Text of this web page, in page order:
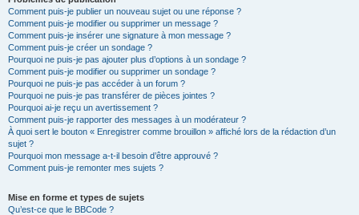
Comment puis-je publier un nouveau sujet ou une réponse ?
Comment puis-je modifier ou supprimer un message ?
Comment puis-je insérer une signature à mon message ?
Comment puis-je créer un sondage ?
Pourquoi ne puis-je pas ajouter plus d’options à un sondage ?
Comment puis-je modifier ou supprimer un sondage ?
Pourquoi ne puis-je pas accéder à un forum ?
Pourquoi ne puis-je pas transférer de pièces jointes ?
Pourquoi ai-je reçu un avertissement ?
Comment puis-je rapporter des messages à un modérateur ?
À quoi sert le bouton « Enregistrer comme brouillon » affiché lors de la rédaction d’un
sujet ?
Pourquoi mon message a-t-il besoin d’être approuvé ?
Comment puis-je remonter mes sujets ?
Mise en forme et types de sujets
Qu’est-ce que le BBCode ?